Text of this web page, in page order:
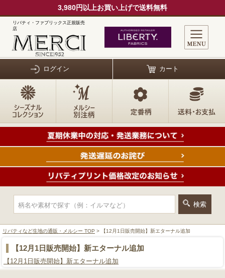
3,980円以上お買い上げで送料無料
リバティ・ファブリックス正規販売
店
ログイン カート
リバティなど生地の通販・メルシー TOP > 【12月1日販売開始】新エターナル追加
【12月1日販売開始】新エターナル追加
【12月1日販売開始】新エターナル追加